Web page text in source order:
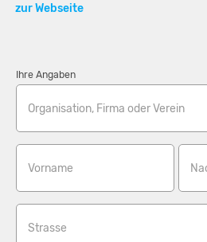
zur Webseite
Ihre Angaben
Organisation, Firma oder Verein
Vorname
Strasse